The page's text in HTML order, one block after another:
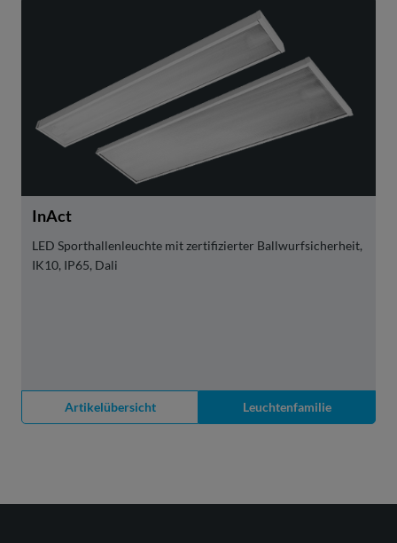
InAct
LED Sporthallenleuchte mit zertifizierter Ballwurfsicherheit,
IK10, IP65, Dali
Artikelübersicht Leuchtenfamilie